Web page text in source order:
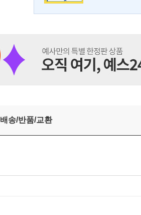
배송/반품/교환